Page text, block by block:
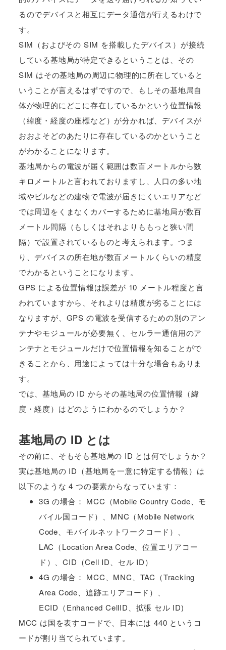
るのでデバイスと相互にデータ通信が行えるわけで
す。
SIM（およびその SIM を搭載したデバイス）が接続
している基地局が特定できるということは、その
SIM はその基地局の周辺に物理的に所在していると
いうことが言えるはずですので、もしその基地局自
体が物理的にどこに存在しているかという位置情報
（緯度・経度の座標など）が分かれば、デバイスが
おおよそどのあたりに存在しているのかということ
がわかることになります。
基地局からの電波が届く範囲は数百メートルから数
キロメートルと言われておりますし、人口の多い地
域やビルなどの建物で電波が届きにくいエリアなど
では周辺をくまなくカバーするために基地局が数百
メートル間隔（もしくはそれよりももっと狭い間
隔）で設置されているものと考えられます。つま
り、デバイスの所在地が数百メートルくらいの精度
でわかるということになります。
GPS による位置情報は誤差が 10 メートル程度と言
われていますから、それよりは精度が劣ることには
なりますが、GPS の電波を受信するための別のアン
テナやモジュールが必要無く、セルラー通信用のア
ンテナとモジュールだけで位置情報を知ることがで
きることから、用途によっては十分な場合もありま
す。
では、基地局の ID からその基地局の位置情報（緯
度・経度）はどのようにわかるのでしょうか？
基地局の ID とは
その前に、そもそも基地局の ID とは何でしょうか？
実は基地局の ID（基地局を一意に特定する情報）は
以下のような 4 つの要素からなっています：
3G の場合： MCC（Mobile Country Code、モ
バイル国コード）、MNC（Mobile Network
Code、モバイルネットワークコード）、
LAC（Location Area Code、位置エリアコー
ド）、CID（Cell ID、セル ID）
4G の場合： MCC、MNC、TAC（Tracking
Area Code、追跡エリアコード）、
ECID（Enhanced CellID、拡張 セル ID)
MCC は国を表すコードで、日本には 440 というコ
ードが割り当てられています。